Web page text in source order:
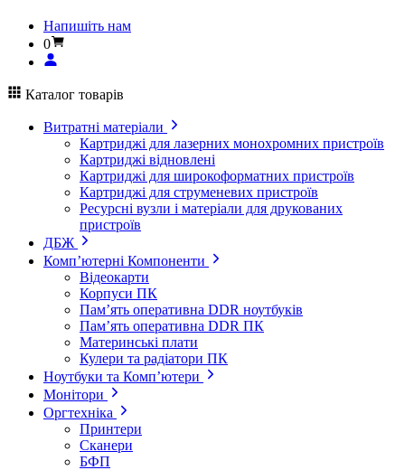
Напишіть нам
0
Каталог товарів
Витратні матеріали
Картриджі для лазерних монохромних пристроїв
Картриджі відновлені
Картриджі для широкоформатних пристроїв
Картриджі для струменевих пристроїв
Ресурсні вузли і матеріали для друкованих
пристроїв
ДБЖ
Комп’ютерні Компоненти
Відеокарти
Корпуси ПК
Пам’ять оперативна DDR ноутбуків
Пам’ять оперативна DDR ПК
Материнські плати
Кулери та радіатори ПК
Ноутбуки та Комп’ютери
Монітори
Оргтехніка
Принтери
Сканери
БФП